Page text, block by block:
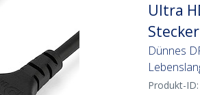
Ultra
Dünnes
Produkt-ID: